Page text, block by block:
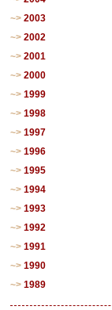
2003
2002
2001
2000
1999
1998
1997
1996
1995
1994
1993
1992
1991
1990
1989